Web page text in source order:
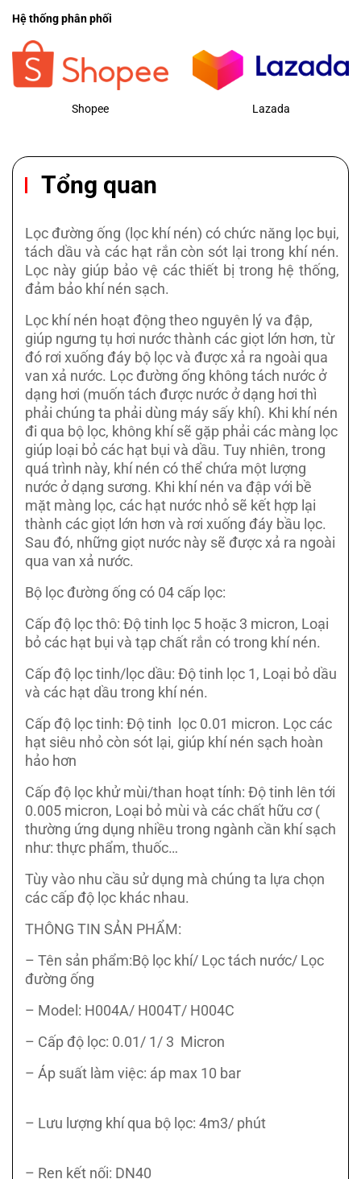
Hệ thống phân phối
Shopee Lazada
Tổng quan
Lọc đường ống (lọc khí nén) có chức năng lọc bụi,
tách dầu và các hạt rắn còn sót lại trong khí nén.
Lọc này giúp bảo vệ các thiết bị trong hệ thống,
đảm bảo khí nén sạch.
Lọc khí nén hoạt động theo nguyên lý va đập,
giúp ngưng tụ hơi nước thành các giọt lớn hơn, từ
đó rơi xuống đáy bộ lọc và được xả ra ngoài qua
van xả nước. Lọc đường ống không tách nước ở
dạng hơi (muốn tách được nước ở dạng hơi thì
phải chúng ta phải dùng máy sấy khí). Khi khí nén
đi qua bộ lọc, không khí sẽ gặp phải các màng lọc
giúp loại bỏ các hạt bụi và dầu. Tuy nhiên, trong
quá trình này, khí nén có thể chứa một lượng
nước ở dạng sương. Khi khí nén va đập với bề
mặt màng lọc, các hạt nước nhỏ sẽ kết hợp lại
thành các giọt lớn hơn và rơi xuống đáy bầu lọc.
Sau đó, những giọt nước này sẽ được xả ra ngoài
qua van xả nước.
Bộ lọc đường ống có 04 cấp lọc:
Cấp độ lọc thô: Độ tinh lọc 5 hoặc 3 micron, Loại
bỏ các hạt bụi và tạp chất rắn có trong khí nén.
Cấp độ lọc tinh/lọc dầu: Độ tinh lọc 1, Loại bỏ dầu
và các hạt dầu trong khí nén.
Cấp độ lọc tinh: Độ tinh lọc 0.01 micron. Lọc các
hạt siêu nhỏ còn sót lại, giúp khí nén sạch hoàn
hảo hơn
Cấp độ lọc khử mùi/than hoạt tính: Độ tinh lên tới
0.005 micron, Loại bỏ mùi và các chất hữu cơ (
thường ứng dụng nhiều trong ngành cần khí sạch
như: thực phẩm, thuốc…
Tùy vào nhu cầu sử dụng mà chúng ta lựa chọn
các cấp độ lọc khác nhau.
THÔNG TIN SẢN PHẨM:
– Tên sản phẩm:Bộ lọc khí/ Lọc tách nước/ Lọc
đường ống
– Model: H004A/ H004T/ H004C
– Cấp độ lọc: 0.01/ 1/ 3 Micron
– Áp suất làm việc: áp max 10 bar
– Lưu lượng khí qua bộ lọc: 4m3/ phút
– Ren kết nối: DN40